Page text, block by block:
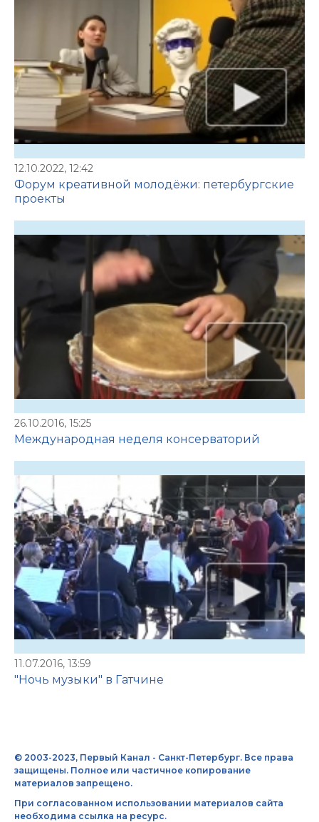
12.10.2022, 12:42
Форум креативной молодёжи: петербургские
проекты
26.10.2016, 15:25
Международная неделя консерваторий
11.07.2016, 13:59
"Ночь музыки" в Гатчине
© 2003-2023, Первый Канал - Санкт-Петербург. Все права
защищены. Полное или частичное копирование
материалов запрещено.
При согласованном использовании материалов сайта
необходима ссылка на ресурс.